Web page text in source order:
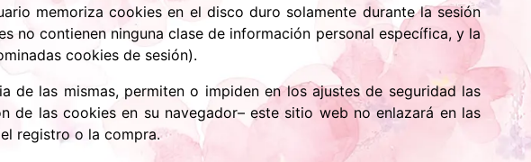
memoriza cookies en el disco duro solamente durante la sesión
no contienen ninguna clase de información personal específica, y la
cookies de sesión).
de las mismas, permiten o impiden en los ajustes de seguridad las
de las cookies en su navegador– este sitio web no enlazará en las
registro o la compra.